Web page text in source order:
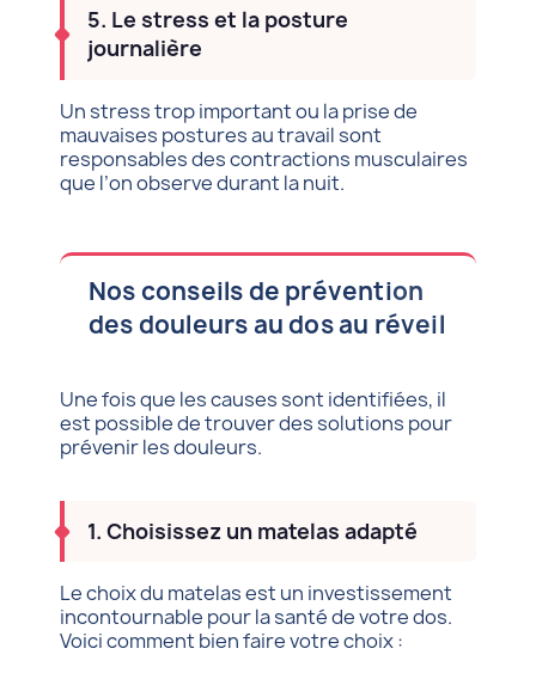
5. Le stress et la posture
journalière
Un stress trop important ou la prise de
mauvaises postures au travail sont
responsables des contractions musculaires
que l’on observe durant la nuit.
Nos conseils de prévention
des douleurs au dos au réveil
Une fois que les causes sont identifiées, il
est possible de trouver des solutions pour
prévenir les douleurs.
1. Choisissez un matelas adapté
Le choix du matelas est un investissement
incontournable pour la santé de votre dos.
Voici comment bien faire votre choix :